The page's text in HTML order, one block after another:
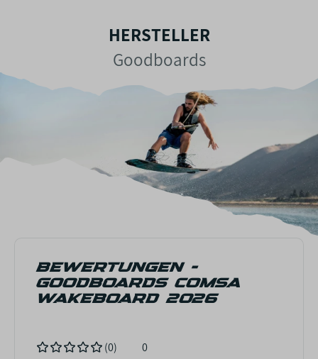
HERSTELLER
Goodboards
BEWERTUNGEN -
GOODBOARDS COMSA
WAKEBOARD 2026
(0) 0